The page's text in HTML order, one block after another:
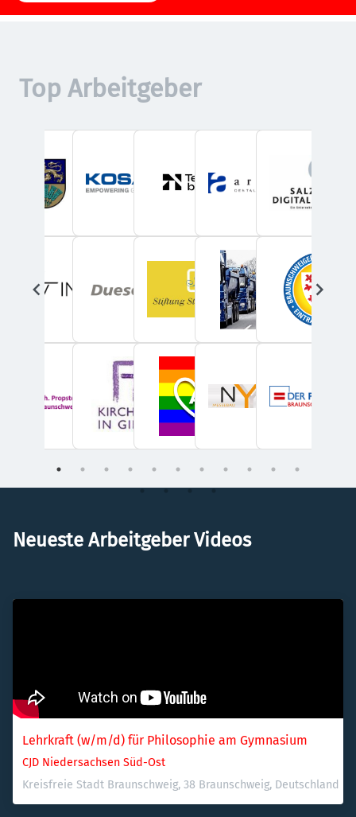
Top Arbeitgeber
Neueste Arbeitgeber Videos
Lehrkraft (w/m/d) für Philosophie am Gymnasium
CJD Niedersachsen Süd-Ost
Kreisfreie Stadt Braunschweig, 38 Braunschweig, Deutschland